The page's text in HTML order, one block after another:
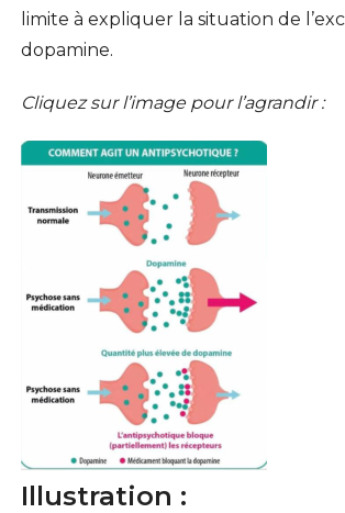
limite à expliquer la situation de
dopamine.
Cliquez sur l’image pour l’agrandir :
Illustration :